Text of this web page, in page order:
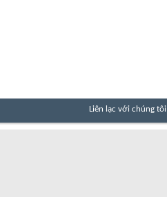
Liên lạc với chúng tôi